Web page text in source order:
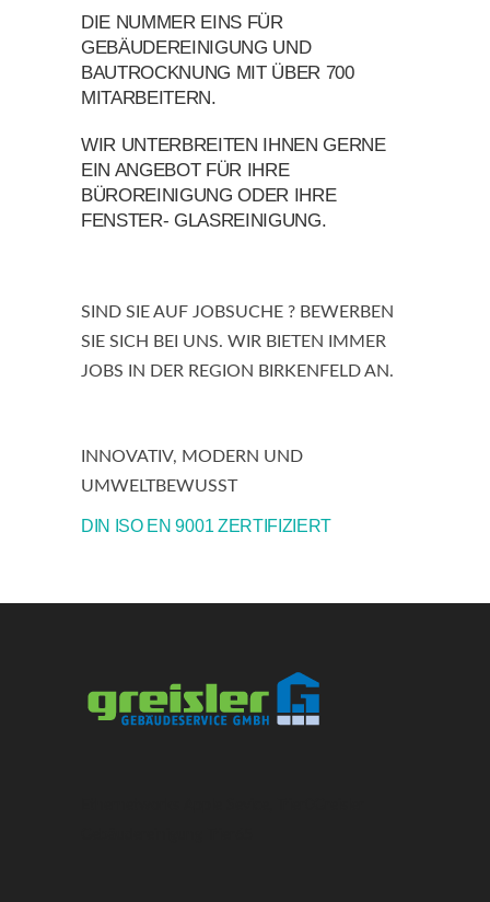
DIE NUMMER EINS FÜR
GEBÄUDEREINIGUNG UND
BAUTROCKNUNG MIT ÜBER 700
MITARBEITERN.
WIR UNTERBREITEN IHNEN GERNE
EIN ANGEBOT FÜR IHRE
BÜROREINIGUNG ODER IHRE
FENSTER- GLASREINIGUNG.
SIND SIE AUF JOBSUCHE ? BEWERBEN
SIE SICH BEI UNS. WIR BIETEN IMMER
JOBS IN DER REGION BIRKENFELD AN.
INNOVATIV, MODERN UND
UMWELTBEWUSST
DIN ISO EN 9001 ZERTIFIZIERT